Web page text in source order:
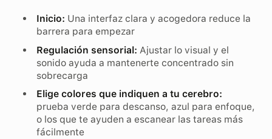
Inicio: Una interfaz clara y acogedora reduce la
barrera para empezar
Regulación sensorial: Ajustar lo visual y el
sonido ayuda a mantenerte concentrado sin
sobrecarga
Elige colores que indiquen a tu cerebro:
prueba verde para descanso, azul para enfoque,
o los que te ayuden a escanear las tareas más
fácilmente